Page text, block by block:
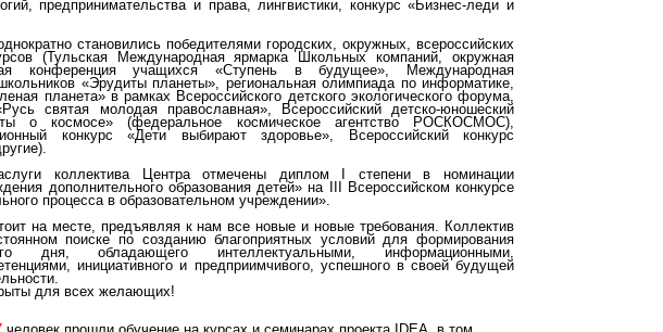
предпринимательства и права, лингвистики, конкурс «Бизнес-леди и
становились победителями городских, окружных, всероссийских
(Тульская Международная ярмарка Школьных компаний, окружная
конференция учащихся «Ступень в будущее», Международная
«Эрудиты планеты», региональная олимпиада по информатике,
планета» в рамках Всероссийского детского экологического форума,
святая молодая православная», Всероссийский детско-юношеский
о космосе» (федеральное космическое агентство РОСКОСМОС),
конкурс «Дети выбирают здоровье», Всероссийский конкурс
коллектива Центра отмечены диплом I степени в номинации
дополнительного образования детей» на III Всероссийском конкурсе
процесса в образовательном учреждении».
на месте, предъявляя к нам все новые и новые требования. Коллектив
поиске по созданию благоприятных условий для формирования
дня, обладающего интеллектуальными, информационными,
инициативного и предприимчивого, успешного в своей будущей
для всех желающих!